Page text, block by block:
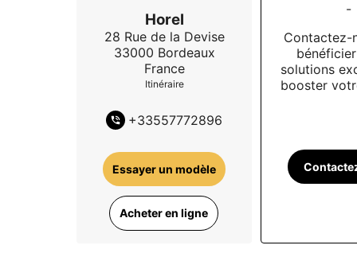
Horel
28 Rue de la Devise
33000 Bordeaux
France
Itinéraire
+33557772896
Essayer un modèle
Acheter en ligne
-
Contactez-
solutions
booster